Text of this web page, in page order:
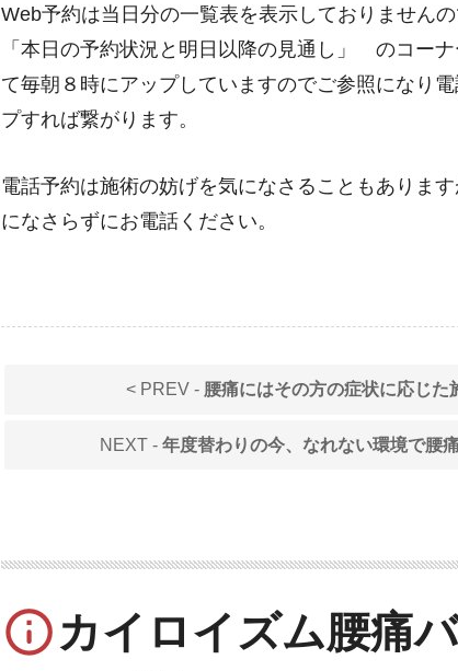
Web予約は当日分の一覧表を表示しておりません
「本日の予約状況と明日以降の見通し」
のコーナ
て毎朝８時にアップしていますのでご参照になり
プすれば繋がります。
電話予約は施術の妨げを気になさることもありま
になさらずにお電話ください。
< PREV - 腰痛にはその方の症状に応じた
NEXT - 年度替わりの今、なれない環境で腰
info_outline カイロイズム腰痛